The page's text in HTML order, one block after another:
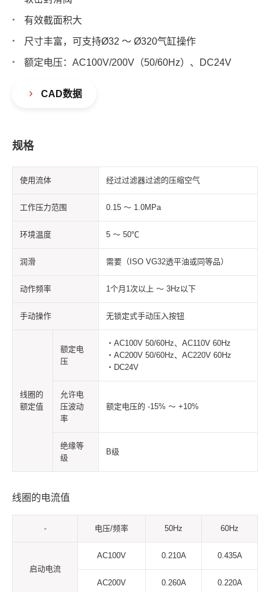
有效截面积大
尺寸丰富，可支持Ø32 ～ Ø320气缸操作
额定电压：AC100V/200V（50/60Hz）、DC24V
CAD数据
规格
使用流体 经过过滤器过滤的压缩空气
工作压力范围 0.15 ～ 1.0MPa
环境温度 5 ～ 50℃
润滑 需要（ISO VG32透平油或同等品）
动作频率 1个月1次以上 ～ 3Hz以下
手动操作 无锁定式手动压入按钮
线圈的
额定值
额定电
压
・AC100V 50/60Hz、AC110V 60Hz
・AC200V 50/60Hz、AC220V 60Hz
・DC24V
允许电
压波动
率
额定电压的 -15% ～ +10%
绝缘等
级
B级
线圈的电流值
- 电压/频率 50Hz 60Hz
启动电流
AC100V 0.210A 0.435A
AC200V 0.260A 0.220A